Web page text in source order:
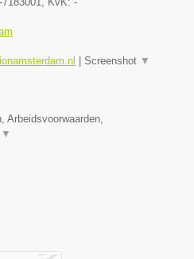
Screenshot ▼
Arbeidsvoorwaarden,
▼